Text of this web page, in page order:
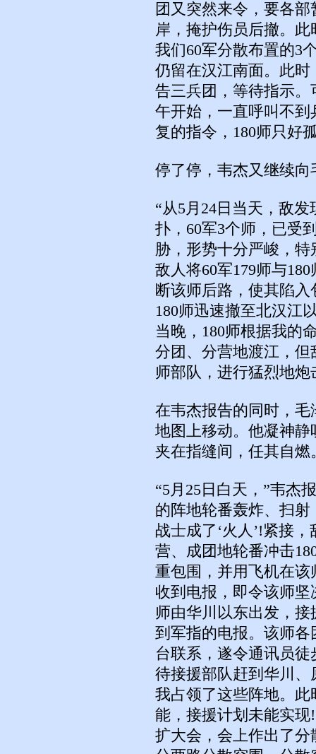
团又突然来令，要各
岸，掩护伤员后撤。
我们60军分散布置的3
仍留在汉江南面。此
告三兵团，等待指示。
午开始，一直呼叫不
复的指令，180师只好
停了停，韦杰又继续向
“从5月24日当天，敌
扑，60军3个师，已受
胁，形势十分严峻，
敌人将60军179师与
断该师后路，使其陷
180师迅速撤至北汉江
当晚，180师根据我的
分团、分营地渡江，但
师部队，进行猛烈地
在韦杰报告的同时，
地图上移动。他凝神
夹在指缝间，任其自燃
“5月25日白天，”韦杰
的阵地轮番轰炸、扫
战士成了‘火人’!紧接
营、成团地轮番冲击
重包围，并用飞机在
收到电报，即令该师
师由华川以东出发，接
到军指的电报。该师
台联系，遂令通讯员
待接援部队赶到华川
我占领了这些阵地。此
能，接援计划未能实现
扩大会，会上作出了